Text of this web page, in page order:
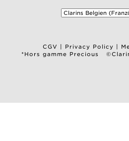
CGV | Privacy Policy |
*Hors gamme Precious